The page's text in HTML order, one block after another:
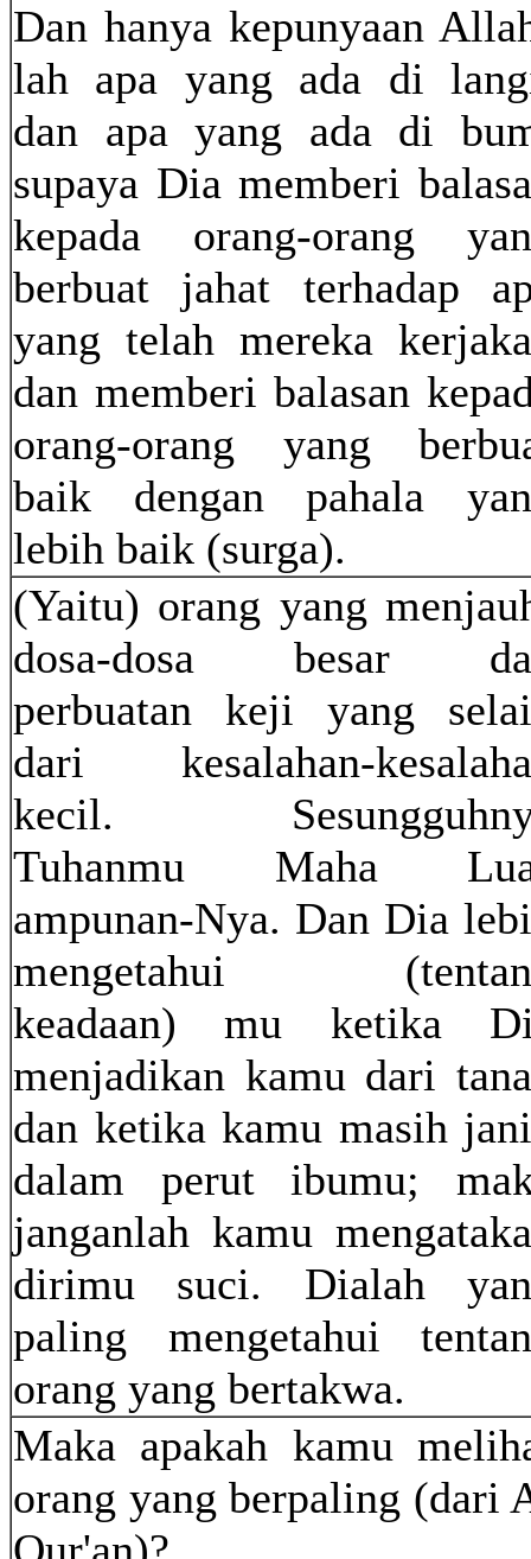
Dan hanya kepunyaan
lah apa yang ada di
dan apa yang ada di
supaya Dia memberi
kepada orang-orang
berbuat jahat terhadap
yang telah mereka
dan memberi balasan
orang-orang yang
baik dengan pahala
lebih baik (surga).
(Yaitu) orang yang
dosa-dosa besar
perbuatan keji yang
dari kesalahan-
kecil.
Tuhanmu Maha
ampunan-Nya. Dan Dia
mengetahui
keadaan) mu ketika
menjadikan kamu dari
dan ketika kamu masih
dalam perut ibumu;
janganlah kamu
dirimu suci. Dialah
paling mengetahui
orang yang bertakwa.
Maka apakah kamu
orang yang berpaling (dari